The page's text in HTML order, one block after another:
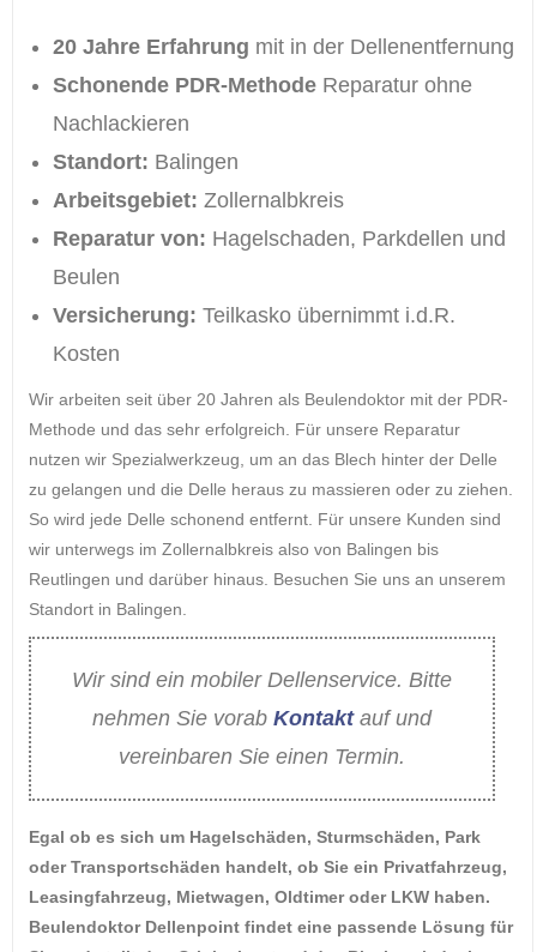
20 Jahre Erfahrung mit in der Dellenentfernung
Schonende PDR-MethodeReparatur ohne
Nachlackieren
Standort: Balingen
Arbeitsgebiet: Zollernalbkreis
Reparatur von: Hagelschaden, Parkdellen und
Beulen
Versicherung: Teilkasko übernimmt i.d.R.
Kosten
Wir arbeiten seit über 20 Jahren als Beulendoktor mit der PDR-
Methode und das sehr erfolgreich. Für unsere Reparatur
nutzen wir Spezialwerkzeug, um an das Blech hinter der Delle
zu gelangen und die Delle heraus zu massieren oder zu ziehen.
So wird jede Delle schonend entfernt. Für unsere Kunden sind
wir unterwegs im Zollernalbkreis also von Balingen bis
Reutlingen und darüber hinaus. Besuchen Sie uns an unserem
Standort in Balingen.
Wir sind ein mobiler Dellenservice. Bitte
nehmen Sie vorab Kontaktauf und
vereinbaren Sie einen Termin.
Egal ob es sich um Hagelschäden, Sturmschäden, Park
oder Transportschäden handelt, ob Sie ein Privatfahrzeug,
Leasingfahrzeug, Mietwagen, Oldtimer oder LKW haben.
Beulendoktor Dellenpoint findet eine passende Lösung für